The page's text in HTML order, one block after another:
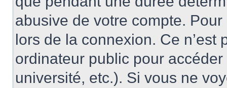
abusive de votre compte.
lors de la connexion. Ce
ordinateur public pour
université, etc.). Si vous ne